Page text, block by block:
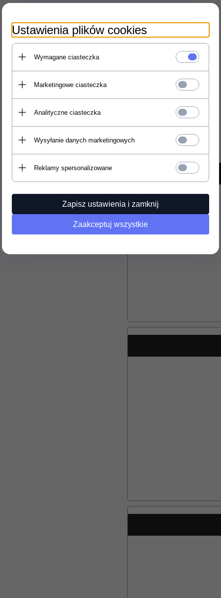
Polecamy
Ustawienia plików cookies
Wymagane ciasteczka
Marketingowe ciasteczka
Analityczne ciasteczka
Wysyłanie danych marketingowych
Reklamy spersonalizowane
Zapisz ustawienia i zamknij
Zaakceptuj wszystkie